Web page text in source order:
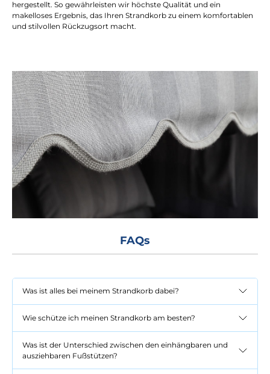
hergestellt. So gewährleisten wir höchste Qualität und ein
makelloses Ergebnis, das Ihren Strandkorb zu einem komfortablen
und stilvollen Rückzugsort macht.
FAQs
Was ist alles bei meinem Strandkorb dabei?
Wie schütze ich meinen Strandkorb am besten?
Was ist der Unterschied zwischen den einhängbaren und
ausziehbaren Fußstützen?